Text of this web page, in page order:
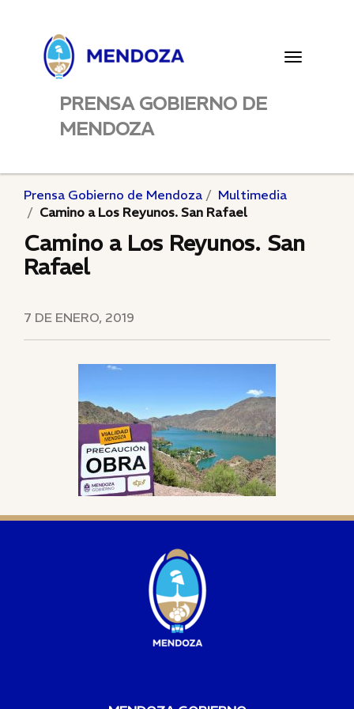
Toggle
PRENSA GOBIERNO DE
MENDOZA
Prensa Gobierno de Mendoza
Multimedia
Camino a Los Reyunos. San Rafael
Camino a Los Reyunos. San
Rafael
7 DE ENERO, 2019